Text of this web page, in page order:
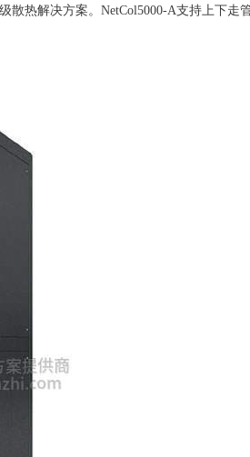
热解决方案。NetCol5000-A支持上下走